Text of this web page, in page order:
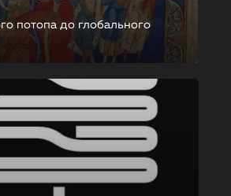
потопа до глобального